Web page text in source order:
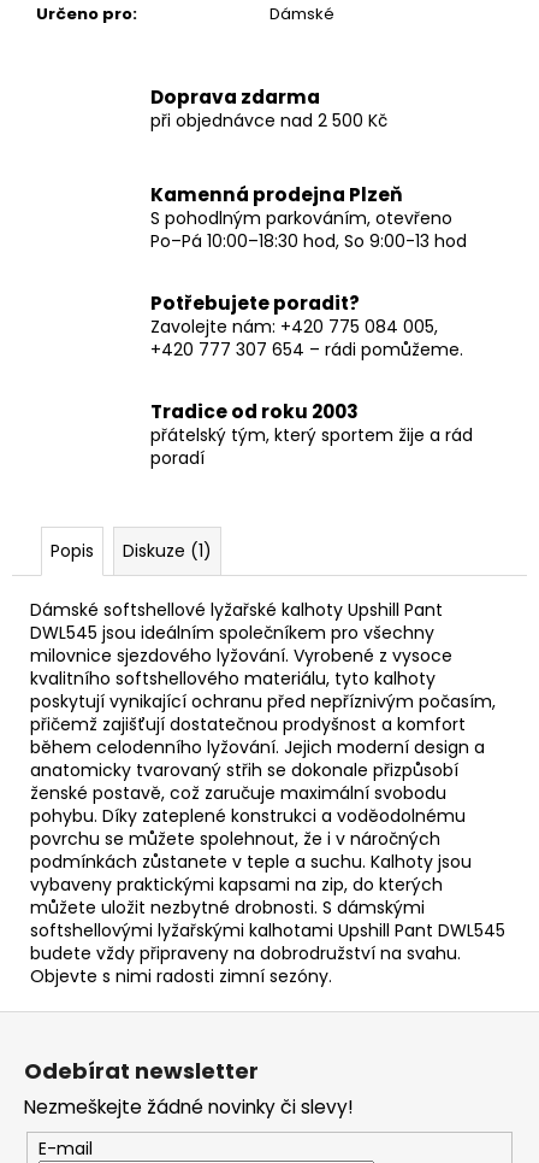
Určeno pro: Dámské
Doprava zdarma
při objednávce nad 2 500 Kč
Kamenná prodejna Plzeň
S pohodlným parkováním, otevřeno
Po–Pá 10:00–18:30 hod, So 9:00-13 hod
Potřebujete poradit?
Zavolejte nám: +420 775 084 005,
+420 777 307 654 – rádi pomůžeme.
Tradice od roku 2003
přátelský tým, který sportem žije a rád
poradí
Popis Diskuze (1)
Dámské softshellové lyžařské kalhoty Upshill Pant
DWL545 jsou ideálním společníkem pro všechny
milovnice sjezdového lyžování. Vyrobené z vysoce
kvalitního softshellového materiálu, tyto kalhoty
poskytují vynikající ochranu před nepříznivým počasím,
přičemž zajišťují dostatečnou prodyšnost a komfort
během celodenního lyžování. Jejich moderní design a
anatomicky tvarovaný střih se dokonale přizpůsobí
ženské postavě, což zaručuje maximální svobodu
pohybu. Díky zateplené konstrukci a voděodolnému
povrchu se můžete spolehnout, že i v náročných
podmínkách zůstanete v teple a suchu. Kalhoty jsou
vybaveny praktickými kapsami na zip, do kterých
můžete uložit nezbytné drobnosti. S dámskými
softshellovými lyžařskými kalhotami Upshill Pant DWL545
budete vždy připraveny na dobrodružství na svahu.
Objevte s nimi radosti zimní sezóny.
Z
Odebírat newsletter
Nezmeškejte žádné novinky či slevy!
E-mail